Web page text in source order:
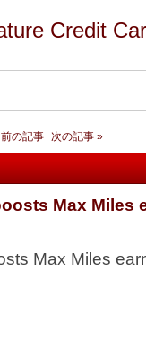
Credit
の記事 次の記事 »
Max Miles
Max Miles